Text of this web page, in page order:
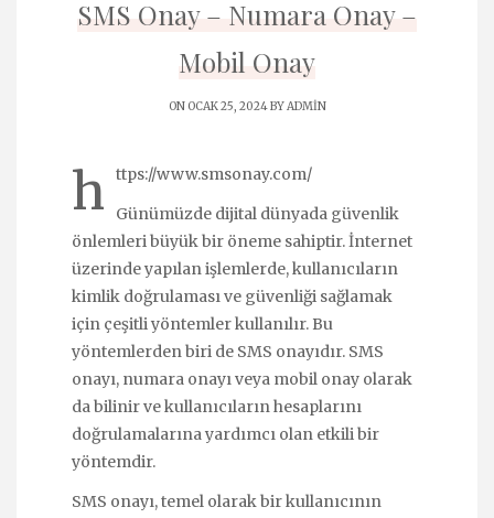
SMS Onay – Numara Onay –
Mobil Onay
ON OCAK 25, 2024 BYADMIN
h ttps://www.smsonay.com/
Günümüzde dijital dünyada güvenlik
önlemleri büyük bir öneme sahiptir. İnternet
üzerinde yapılan işlemlerde, kullanıcıların
kimlik doğrulaması ve güvenliği sağlamak
için çeşitli yöntemler kullanılır. Bu
yöntemlerden biri de SMS onayıdır. SMS
onayı, numara onayı veya mobil onay olarak
da bilinir ve kullanıcıların hesaplarını
doğrulamalarına yardımcı olan etkili bir
yöntemdir.
SMS onayı, temel olarak bir kullanıcının